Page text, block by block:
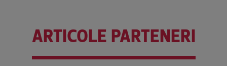
ARTICOLE PARTENERI